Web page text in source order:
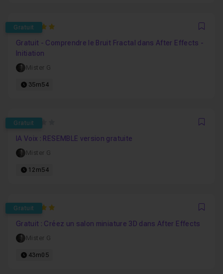
Gratuit
5
Gratuit - Comprendre le Bruit Fractal dans After Effects -
Initiation
Mister G
35m54
Gratuit
0
IA Voix : RESEMBLE version gratuite
Mister G
12m54
Gratuit
5
Gratuit : Créez un salon miniature 3D dans After Effects
Mister G
43m05